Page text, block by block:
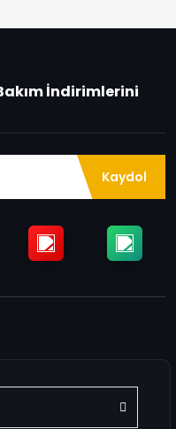
İndirimlerini
Kaydol